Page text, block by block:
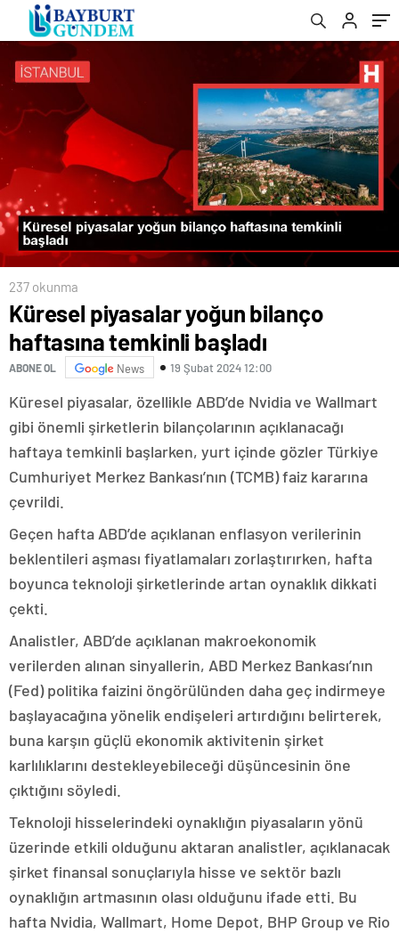
237 okunma
Küresel piyasalar yoğun bilanço
haftasına temkinli başladı
ABONE OL News 19 Şubat 2024 12:00
Küresel piyasalar, özellikle ABD’de Nvidia ve Wallmart
gibi önemli şirketlerin bilançolarının açıklanacağı
haftaya temkinli başlarken, yurt içinde gözler Türkiye
Cumhuriyet Merkez Bankası’nın (TCMB) faiz kararına
çevrildi.
Geçen hafta ABD’de açıklanan enflasyon verilerinin
beklentileri aşması fiyatlamaları zorlaştırırken, hafta
boyunca teknoloji şirketlerinde artan oynaklık dikkati
çekti.
Analistler, ABD’de açıklanan makroekonomik
verilerden alınan sinyallerin, ABD Merkez Bankası’nın
(Fed) politika faizini öngörülünden daha geç indirmeye
başlayacağına yönelik endişeleri artırdığını belirterek,
buna karşın güçlü ekonomik aktivitenin şirket
karlılıklarını destekleyebileceği düşüncesinin öne
çıktığını söyledi.
Teknoloji hisselerindeki oynaklığın piyasaların yönü
üzerinde etkili olduğunu aktaran analistler, açıklanacak
şirket finansal sonuçlarıyla hisse ve sektör bazlı
oynaklığın artmasının olası olduğunu ifade etti. Bu
hafta Nvidia, Wallmart, Home Depot, BHP Group ve Rio